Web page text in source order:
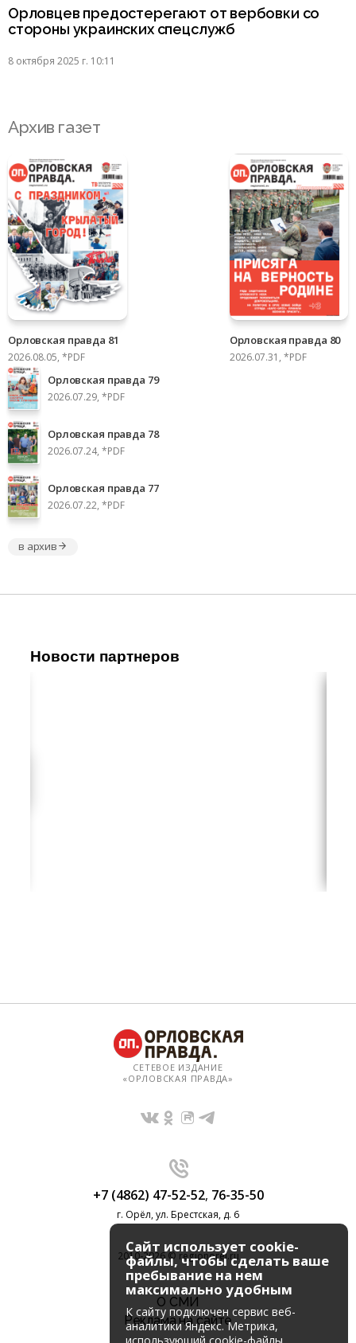
Орловцев предостерегают от вербовки со
стороны украинских спецслужб
8 октября 2025 г. 10:11
Архив газет
Орловская правда 81
2026.08.05, *PDF
Орловская правда 80
2026.07.31, *PDF
Орловская правда 79
2026.07.29, *PDF
Орловская правда 78
2026.07.24, *PDF
Орловская правда 77
2026.07.22, *PDF
в архив
Новости партнеров
СЕТЕВОЕ ИЗДАНИЕ
«ОРЛОВСКАЯ ПРАВДА»
+7 (4862) 47-52-52, 76-35-50
г. Орёл, ул. Брестская, д. 6
2010-2026 © regionorel.ru
О СМИ
Реклама на сайте
Сайт использует cookie-
файлы, чтобы сделать ваше
пребывание на нем
максимально удобным
К cайту подключен сервис веб-
аналитики Яндекс. Метрика,